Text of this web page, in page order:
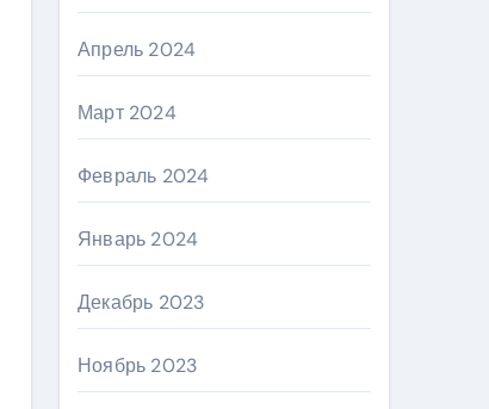
Апрель 2024
Март 2024
Февраль 2024
Январь 2024
Декабрь 2023
Ноябрь 2023